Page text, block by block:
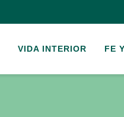
VIDA INTERIOR FE